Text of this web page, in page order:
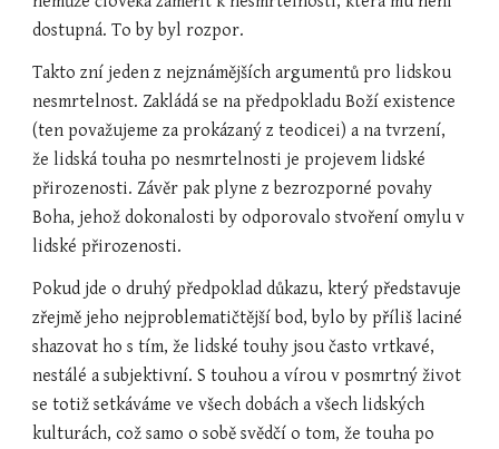
dostupná. To by byl rozpor.
Takto zní jeden z nejznámějších argumentů pro lidskou
nesmrtelnost. Zakládá se na předpokladu Boží existence
(ten považujeme za prokázaný z teodicei) a na tvrzení,
že lidská touha po nesmrtelnosti je projevem lidské
přirozenosti. Závěr pak plyne z bezrozporné povahy
Boha, jehož dokonalosti by odporovalo stvoření omylu v
lidské přirozenosti.
Pokud jde o druhý předpoklad důkazu, který představuje
zřejmě jeho nejproblematičtější bod, bylo by příliš laciné
shazovat ho s tím, že lidské touhy jsou často vrtkavé,
nestálé a subjektivní. S touhou a vírou v posmrtný život
se totiž setkáváme ve všech dobách a všech lidských
kulturách, což samo o sobě svědčí o tom, že touha po